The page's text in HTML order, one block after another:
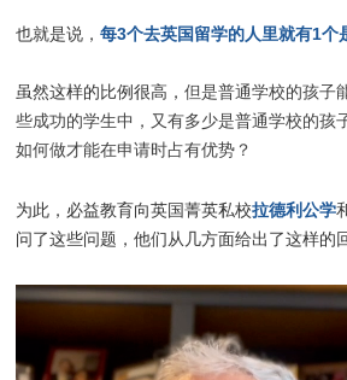
也就是说，每3个去英国留学的人里就有1个
虽然这样的比例很高，但是普通学校的孩子
些成功的学生中，又有多少是普通学校的孩
如何做才能在申请时占有优势？
为此，必益教育向英国菁英私校拉德利公学
问了这些问题，他们从几方面给出了这样的